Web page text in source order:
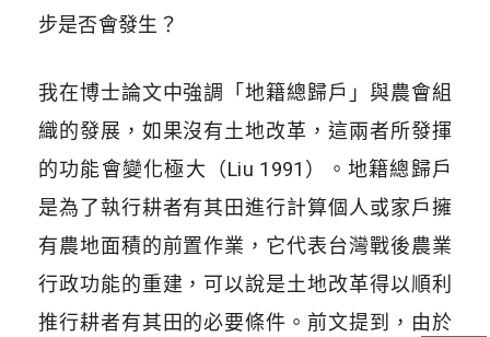
步是否會發生？
我在博士論文中強調「地籍總歸戶」與農會組
織的發展，如果沒有土地改革，這兩者所發揮
的功能會變化極大（Liu 1991）。地籍總歸戶
是為了執行耕者有其田進行計算個人或家戶擁
有農地面積的前置作業，它代表台灣戰後農業
行政功能的重建，可以說是土地改革得以順利
推行耕者有其田的必要條件。前文提到，由於